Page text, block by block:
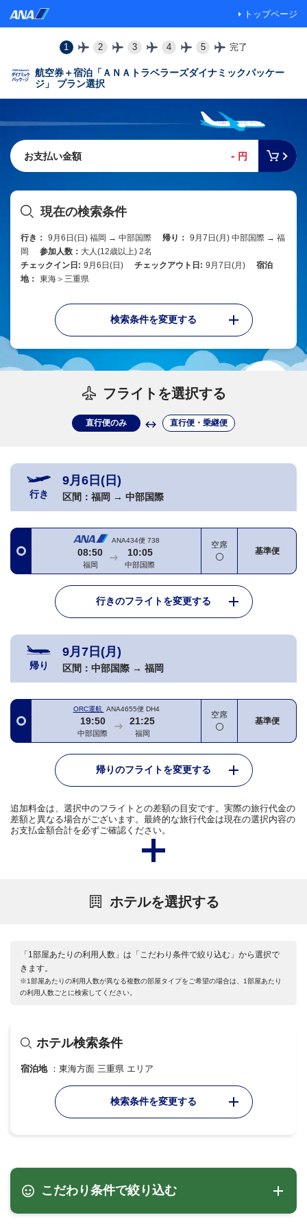
トップページ
1 2 3 4 5 完了
航空券＋宿泊「ＡＮＡトラベラーズダイナミックパッケー
ジ」 プラン選択
お支払い金額 - 円
現在の検索条件
行き： 9月6日(日) 福岡 → 中部国際 帰り： 9月7日(月) 中部国際 → 福
岡
参加人数： 大人(12歳以上) 2名
チェックイン日: 9月6日(日) チェックアウト日: 9月7日(月)
宿泊
地： 東海＞三重県
検索条件を変更する
フライトを選択する
直行便のみ 直行便・乗継便
行き
9月6日(日)
区間： 福岡 → 中部国際
ANA434便 738
08:50
福岡
10:05
中部国際
空席
基準便
行きのフライトを変更する
帰り
9月7日(月)
区間： 中部国際 → 福岡
ORC運航 ANA4655便 DH4
19:50
中部国際
21:25
福岡
空席
基準便
帰りのフライトを変更する
追加料金は、選択中のフライトとの差額の目安です。実際の旅行代金の
差額と異なる場合がございます。最終的な旅行代金は現在の選択内容の
お支払金額合計を必ずご確認ください。
ホテルを選択する
「1部屋あたりの利用人数」は「こだわり条件で絞り込む」から選択で
きます。
※1部屋あたりの利用人数が異なる複数の部屋タイプをご希望の場合は、1部屋あたり
の利用人数ごとに検索してください。
ホテル検索条件
宿泊地 東海方面 三重県 エリア
検索条件を変更する
こだわり条件で絞り込む